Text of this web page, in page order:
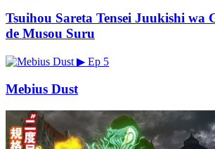
Tsuihou Sareta Tensei Juukishi wa
de Musou Suru
▶ Ep 5
Mebius Dust